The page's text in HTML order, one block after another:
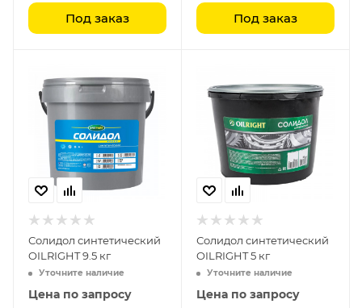
Под заказ Под заказ
Солидол синтетический
OILRIGHT 9.5 кг
Уточните наличие
Цена по запросу
Солидол синтетический
OILRIGHT 5 кг
Уточните наличие
Цена по запросу